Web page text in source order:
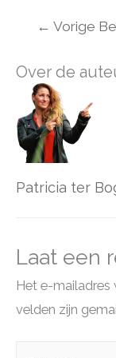
← Vorige
Over de
Patricia ter
Laat een
Het e-mailadres
velden zijn